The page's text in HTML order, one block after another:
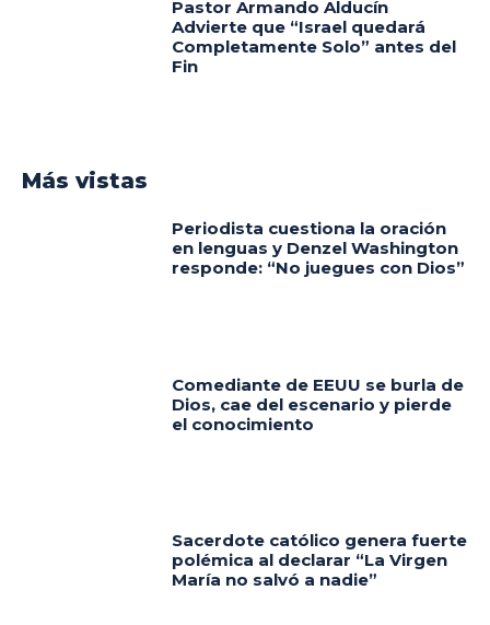
Pastor Armando Alducín
Advierte que “Israel quedará
Completamente Solo” antes del
Fin
Más vistas
Periodista cuestiona la oración
en lenguas y Denzel Washington
responde: “No juegues con Dios”
Comediante de EEUU se burla de
Dios, cae del escenario y pierde
el conocimiento
Sacerdote católico genera fuerte
polémica al declarar “La Virgen
María no salvó a nadie”